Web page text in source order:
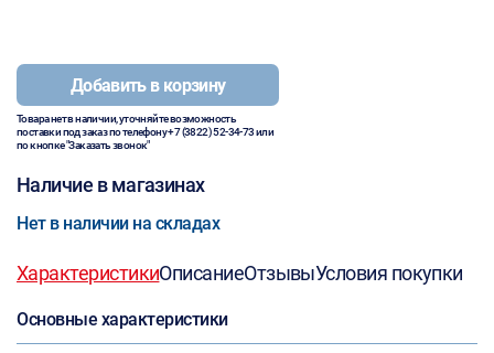
Добавить в корзину
Товара нет в наличии, уточняйте возможность
поставки под заказ по телефону+7 (3822) 52-34-73или
по кнопке "Заказать звонок"
Наличие в магазинах
Нет в наличии на складах
ХарактеристикиОписаниеОтзывыУсловия покупки
Основные характеристики